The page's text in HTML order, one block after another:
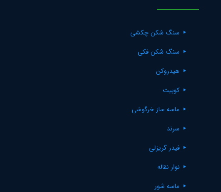
سنگ شکن چکشی
سنگ شکن فکی
هیدروکن
کوبیت
ماسه ساز خرگوشی
سرند
فیدر گریزلی
نوار نقاله
ماسه شور